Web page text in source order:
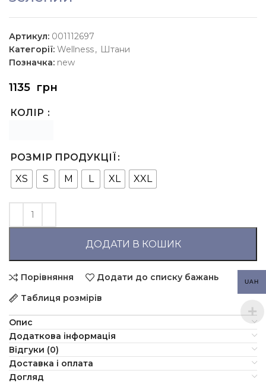
Артикул: 001112697
Категорії: Wellness, Штани
Позначка: new
1135 грн
КОЛІР
РОЗМІР ПРОДУКЦІЇ
XS
S M L XL XXL
ДОДАТИ В КОШИК
Порівняння
Додати до списку бажань
Таблиця розмірів
Опис
Додаткова інформація
Відгуки (0)
Доставка і оплата
Догляд
UAH